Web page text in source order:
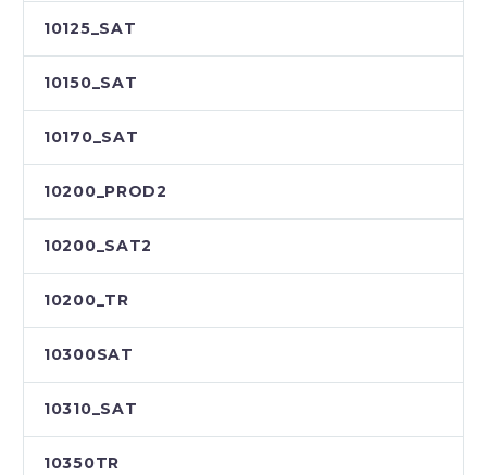
10125_SAT
10150_SAT
10170_SAT
10200_PROD2
10200_SAT2
10200_TR
10300SAT
10310_SAT
10350TR